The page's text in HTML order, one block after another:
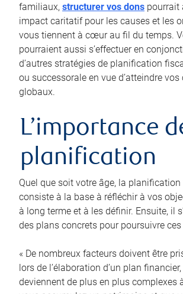
familiaux, structurer vos dons pourrait
impact caritatif pour les causes et les
vous tiennent à cœur au fil du temps.
pourraient aussi s’effectuer en
d’autres stratégies de planification
ou successorale en vue d’atteindre
globaux.
L’importance
planification
Quel que soit votre âge, la
consiste à la base à réfléchir à vos
à long terme et à les définir. Ensuite, il
des plans concrets pour poursuivre
« De nombreux facteurs doivent être
lors de l’élaboration d’un plan
deviennent de plus en plus complexes